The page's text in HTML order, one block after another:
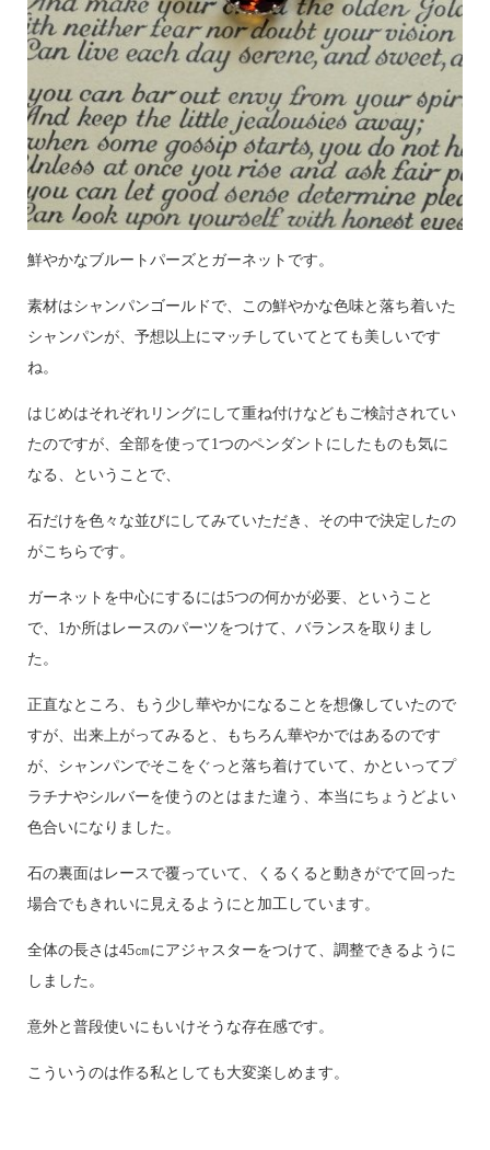
鮮やかなブルートパーズとガーネットです。
素材はシャンパンゴールドで、この鮮やかな色味と落ち着いた
シャンパンが、予想以上にマッチしていてとても美しいです
ね。
はじめはそれぞれリングにして重ね付けなどもご検討されてい
たのですが、全部を使って1つのペンダントにしたものも気に
なる、ということで、
石だけを色々な並びにしてみていただき、その中で決定したの
がこちらです。
ガーネットを中心にするには5つの何かが必要、ということ
で、1か所はレースのパーツをつけて、バランスを取りまし
た。
正直なところ、もう少し華やかになることを想像していたので
すが、出来上がってみると、もちろん華やかではあるのです
が、シャンパンでそこをぐっと落ち着けていて、かといってプ
ラチナやシルバーを使うのとはまた違う、本当にちょうどよい
色合いになりました。
石の裏面はレースで覆っていて、くるくると動きがでて回った
場合でもきれいに見えるようにと加工しています。
全体の長さは45㎝にアジャスターをつけて、調整できるように
しました。
意外と普段使いにもいけそうな存在感です。
こういうのは作る私としても大変楽しめます。